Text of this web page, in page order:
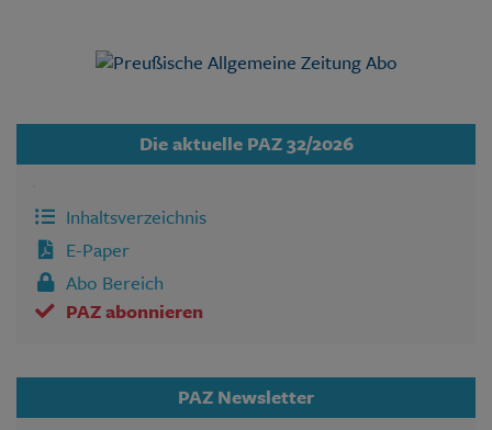
Die aktuelle PAZ 32/2026
Inhaltsverzeichnis
E-Paper
Abo Bereich
PAZ abonnieren
PAZ Newsletter